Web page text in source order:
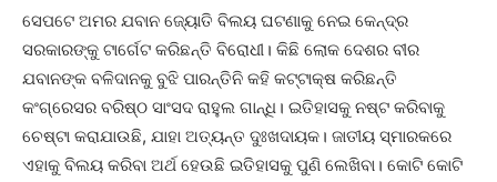
ସେପଟେ ଅମର ଯବାନ ଜ୍ୟୋତି ବିଲୟ ଘଟଣାକୁ ନେଇ କେନ୍ଦ୍ର
ସରକାରଙ୍କୁ ଟାର୍ଗେଟ କରିଛନ୍ତି ବିରୋଧୀ। କିଛି ଲୋକ ଦେଶର ବୀର
ଯବାନଙ୍କ ବଳିଦାନକୁ ବୁଝି ପାରନ୍ତିନି କହି କଟ୍ଟାକ୍ଷ କରିଛନ୍ତି
କଂଗ୍ରେସର ବରିଷ୍ଠ ସାଂସଦ ରାହୁଲ ଗାନ୍ଧି। ଇତିହାସକୁ ନଷ୍ଟ କରିବାକୁ
ଚେଷ୍ଟା କରାଯାଉଛି, ଯାହା ଅତ୍ୟନ୍ତ ଦୁଃଖଦାୟକ। ଜାତୀୟ ସ୍ମାରକରେ
ଏହାକୁ ବିଲୟ କରିବା ଅର୍ଥ ହେଉଛି ଇତିହାସକୁ ପୁଣି ଲେଖିବା। କୋଟି କୋଟି